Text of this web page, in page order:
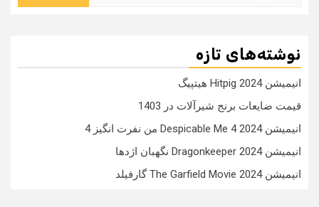
نوشته‌های تازه
انیمیشن Hitpig 2024 هیتپیگ
قیمت ضایعات برنج شیرآلات در 1403
انیمیشن Despicable Me 4 2024 من نفرت انگیز 4
انیمیشن Dragonkeeper 2024 نگهبان اژدها
انیمیشن The Garfield Movie 2024 گارفیلد